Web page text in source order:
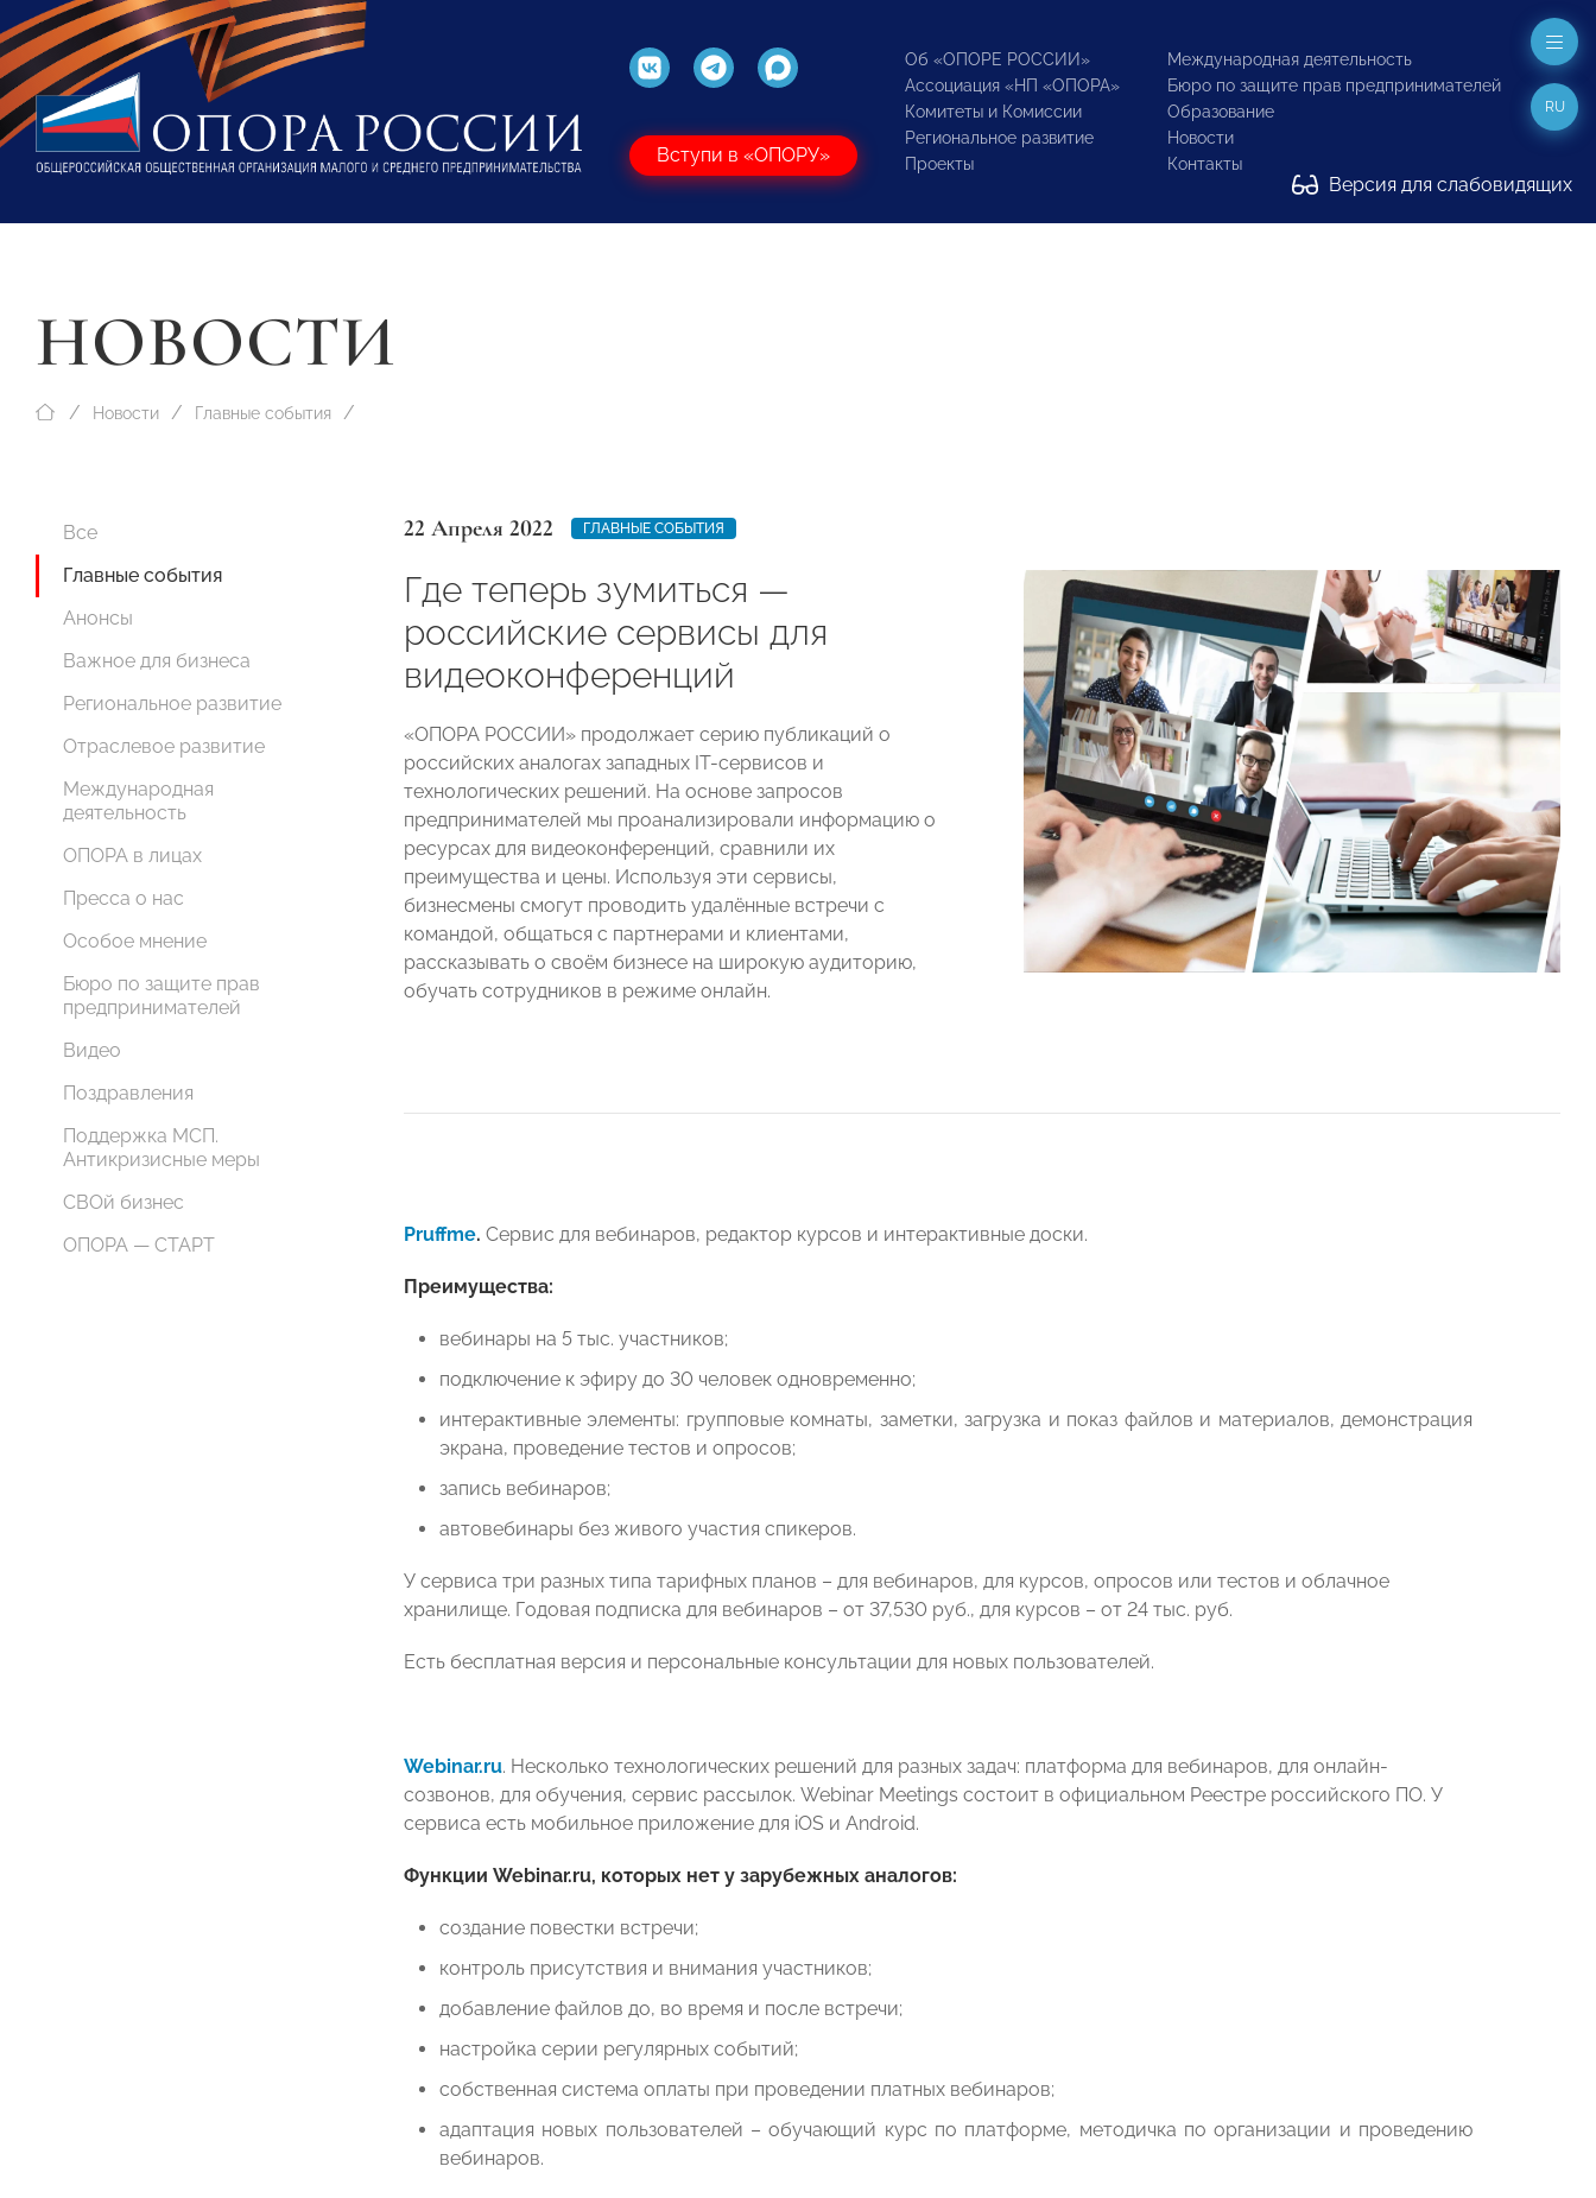
Вступи в «ОПОРУ»
Об «ОПОРЕ РОССИИ»
Ассоциация «НП «ОПОРА»
Комитеты и Комиссии
Региональное развитие
Проекты
Международная деятельность
Бюро по защите прав предпринимателей
Образование
Новости
Контакты
Версия для слабовидящих
RU
НОВОСТИ
Новости Главные события
Все
Главные события
Анонсы
Важное для бизнеса
Региональное развитие
Отраслевое развитие
Международная
деятельность
ОПОРА в лицах
Пресса о нас
Особое мнение
Бюро по защите прав
предпринимателей
Видео
Поздравления
Поддержка МСП.
Антикризисные меры
СВОй бизнес
ОПОРА — СТАРТ
22 Апреля 2022 ГЛАВНЫЕ СОБЫТИЯ
Где теперь зумиться —
российские сервисы для
видеоконференций
«ОПОРА РОССИИ» продолжает серию публикаций о
российских аналогах западных IT-сервисов и
технологических решений. На основе запросов
предпринимателей мы проанализировали информацию о
ресурсах для видеоконференций, сравнили их
преимущества и цены. Используя эти сервисы,
бизнесмены смогут проводить удалённые встречи с
командой, общаться с партнерами и клиентами,
рассказывать о своём бизнесе на широкую аудиторию,
обучать сотрудников в режиме онлайн.
Pruffme. Сервис для вебинаров, редактор курсов и интерактивные доски.
Преимущества:
вебинары на 5 тыс. участников;
подключение к эфиру до 30 человек одновременно;
интерактивные элементы: групповые комнаты, заметки, загрузка и показ файлов и материалов, демонстрация
экрана, проведение тестов и опросов;
запись вебинаров;
автовебинары без живого участия спикеров.
У сервиса три разных типа тарифных планов – для вебинаров, для курсов, опросов или тестов и облачное
хранилище. Годовая подписка для вебинаров – от 37,530 руб., для курсов – от 24 тыс. руб.
Есть бесплатная версия и персональные консультации для новых пользователей.
Webinar.ru. Несколько технологических решений для разных задач: платформа для вебинаров, для онлайн-
созвонов, для обучения, сервис рассылок. Webinar Meetings состоит в официальном Реестре российского ПО. У
сервиса есть мобильное приложение для iOS и Android.
Функции Webinar.ru, которых нет у зарубежных аналогов:
создание повестки встречи;
контроль присутствия и внимания участников;
добавление файлов до, во время и после встречи;
настройка серии регулярных событий;
собственная система оплаты при проведении платных вебинаров;
адаптация новых пользователей – обучающий курс по платформе, методичка по организации и проведению
вебинаров.